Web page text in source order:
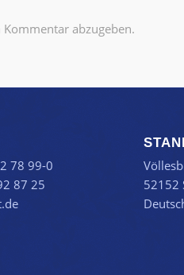
abzugeben.
78 99-0
87 25
52152